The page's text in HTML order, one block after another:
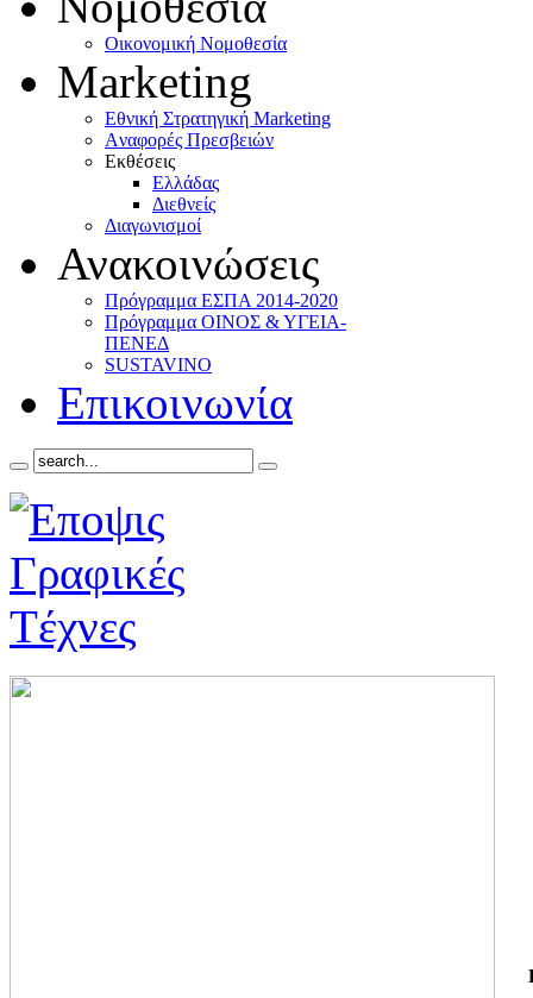
Οικονομική Νομοθεσία
Marketing
Eθνική Στρατηγική Marketing
Aναφορές Πρεσβειών
Eκθέσεις
Eλλάδας
Διεθνείς
Διαγωνισμοί
Ανακοινώσεις
Πρόγραμμα ΕΣΠΑ 2014-2020
Πρόγραμμα ΟΙΝΟΣ & ΥΓΕΙΑ-
ΠΕΝΕΔ
SUSTAVINO
Επικοινωνία